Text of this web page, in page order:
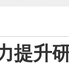
提升